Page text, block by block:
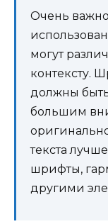
Очень важно
могут
контексту.
должны
большим
текста
шрифты,
другими